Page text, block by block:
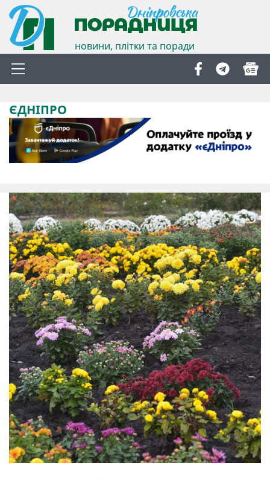
новини, плітки та поради
ЄДНІПРО